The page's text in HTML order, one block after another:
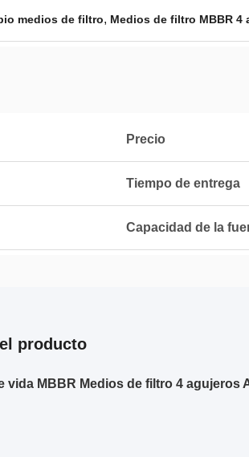
medios de filtro, Medios de filtro MBBR 4
Precio
Tiempo de entrega
Capacidad de la
producto
vida MBBR Medios de filtro 4 agujeros